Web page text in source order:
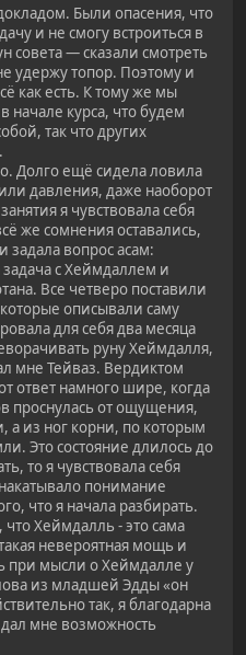
Были опасения, что
и не смогу встроиться в
совета — сказали смотреть
удержу топор. Поэтому и
как есть. К тому же мы
начале курса, что будем
так что других
Долго ещё сидела ловила
давления, даже наоборот
я чувствовала себя
же сомнения оставались,
задала вопрос асам:
с Хеймдаллем и
Все четверо поставили
описывали саму
для себя два месяца
руну Хеймдалля,
мне Тейваз. Вердиктом
ответ намного шире, когда
проснулась от ощущения,
а из ног корни, по которым
Это состояние длилось до
то я чувствовала себя
понимание
что я начала разбирать.
Хеймдалль - это сама
невероятная мощь и
при мысли о Хеймдалле у
из младшей Эдды «он
так, я благодарна
мне возможность